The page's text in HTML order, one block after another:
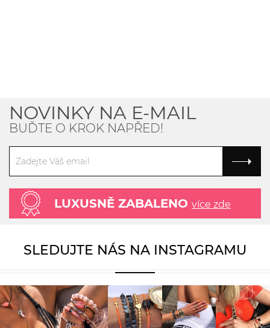
NOVINKY NA E-MAIL
BUĎTE O KROK NAPŘED!
LUXUSNĚ ZABALENO více zde
SLEDUJTE NÁS NA INSTAGRAMU